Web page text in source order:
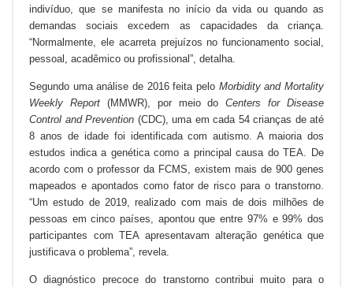
indivíduo, que se manifesta no início da vida ou quando as
demandas sociais excedem as capacidades da criança.
“Normalmente, ele acarreta prejuízos no funcionamento social,
pessoal, acadêmico ou profissional”, detalha.
Segundo uma análise de 2016 feita pelo Morbidity and Mortality
Weekly Report(MMWR), por meio doCenters for Disease
Control and Prevention (CDC), uma em cada 54 crianças de até
8 anos de idade foi identificada com autismo. A maioria dos
estudos indica a genética como a principal causa do TEA. De
acordo com o professor da FCMS, existem mais de 900 genes
mapeados e apontados como fator de risco para o transtorno.
“Um estudo de 2019, realizado com mais de dois milhões de
pessoas em cinco países, apontou que entre 97% e 99% dos
participantes com TEA apresentavam alteração genética que
justificava o problema”, revela.
O diagnóstico precoce do transtorno contribui muito para o